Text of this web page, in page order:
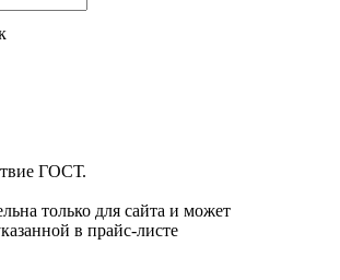
ГОСТ.
только для сайта и может
в прайс-листе